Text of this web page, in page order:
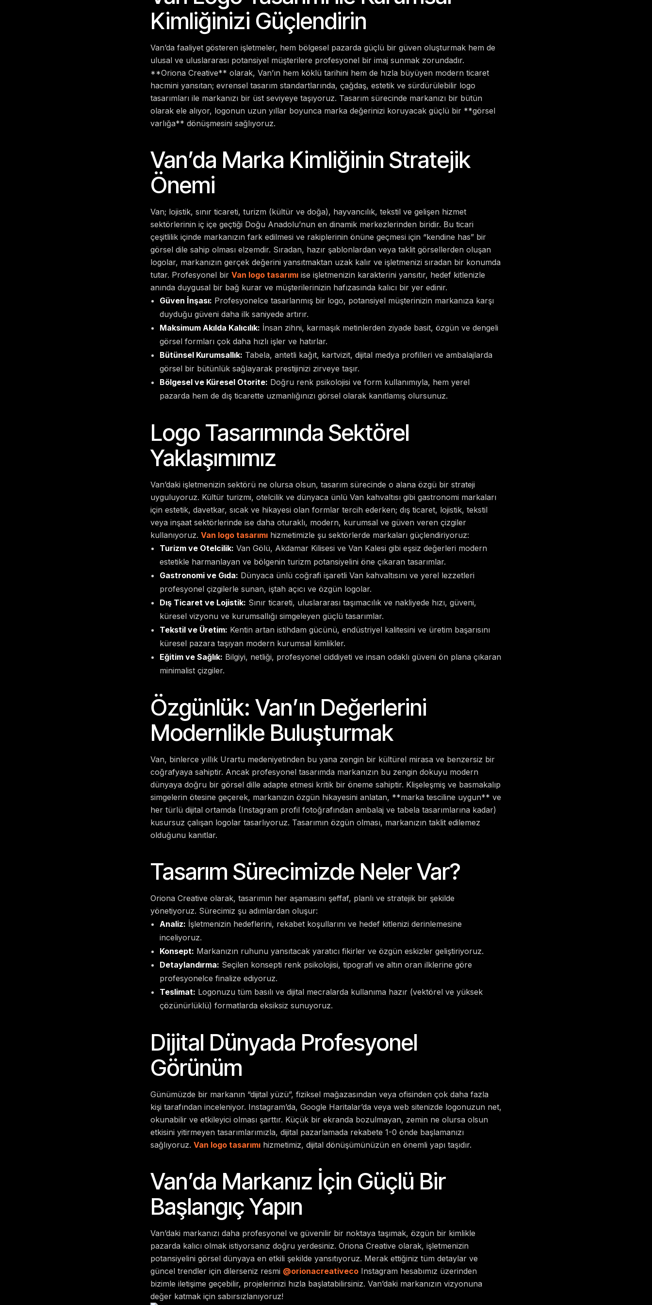
Kimliğinizi Güçlendirin
Van’da faaliyet gösteren işletmeler, hem bölgesel pazarda güçlü bir güven oluşturmak hem de
ulusal ve uluslararası potansiyel müşterilere profesyonel bir imaj sunmak zorundadır.
**Oriona Creative** olarak, Van’ın hem köklü tarihini hem de hızla büyüyen modern ticaret
hacmini yansıtan; evrensel tasarım standartlarında, çağdaş, estetik ve sürdürülebilir logo
tasarımları ile markanızı bir üst seviyeye taşıyoruz. Tasarım sürecinde markanızı bir bütün
olarak ele alıyor, logonun uzun yıllar boyunca marka değerinizi koruyacak güçlü bir **görsel
varlığa** dönüşmesini sağlıyoruz.
Van’da Marka Kimliğinin Stratejik
Önemi
Van; lojistik, sınır ticareti, turizm (kültür ve doğa), hayvancılık, tekstil ve gelişen hizmet
sektörlerinin iç içe geçtiği Doğu Anadolu’nun en dinamik merkezlerinden biridir. Bu ticari
çeşitlilik içinde markanızın fark edilmesi ve rakiplerinin önüne geçmesi için “kendine has” bir
görsel dile sahip olması elzemdir. Sıradan, hazır şablonlardan veya taklit görsellerden oluşan
logolar, markanızın gerçek değerini yansıtmaktan uzak kalır ve işletmenizi sıradan bir konumda
tutar. Profesyonel bir Van logo tasarımıise işletmenizin karakterini yansıtır, hedef kitlenizle
anında duygusal bir bağ kurar ve müşterilerinizin hafızasında kalıcı bir yer edinir.
Güven İnşası: Profesyonelce tasarlanmış bir logo, potansiyel müşterinizin markanıza karşı
duyduğu güveni daha ilk saniyede artırır.
Maksimum Akılda Kalıcılık: İnsan zihni, karmaşık metinlerden ziyade basit, özgün ve dengeli
görsel formları çok daha hızlı işler ve hatırlar.
Bütünsel Kurumsallık: Tabela, antetli kağıt, kartvizit, dijital medya profilleri ve ambalajlarda
görsel bir bütünlük sağlayarak prestijinizi zirveye taşır.
Bölgesel ve Küresel Otorite: Doğru renk psikolojisi ve form kullanımıyla, hem yerel
pazarda hem de dış ticarette uzmanlığınızı görsel olarak kanıtlamış olursunuz.
Logo Tasarımında Sektörel
Yaklaşımımız
Van’daki işletmenizin sektörü ne olursa olsun, tasarım sürecinde o alana özgü bir strateji
uyguluyoruz. Kültür turizmi, otelcilik ve dünyaca ünlü Van kahvaltısı gibi gastronomi markaları
için estetik, davetkar, sıcak ve hikayesi olan formlar tercih ederken; dış ticaret, lojistik, tekstil
veya inşaat sektörlerinde ise daha oturaklı, modern, kurumsal ve güven veren çizgiler
kullanıyoruz. Van logo tasarımıhizmetimizle şu sektörlerde markaları güçlendiriyoruz:
Turizm ve Otelcilik: Van Gölü, Akdamar Kilisesi ve Van Kalesi gibi eşsiz değerleri modern
estetikle harmanlayan ve bölgenin turizm potansiyelini öne çıkaran tasarımlar.
Gastronomi ve Gıda: Dünyaca ünlü coğrafi işaretli Van kahvaltısını ve yerel lezzetleri
profesyonel çizgilerle sunan, iştah açıcı ve özgün logolar.
Dış Ticaret ve Lojistik: Sınır ticareti, uluslararası taşımacılık ve nakliyede hızı, güveni,
küresel vizyonu ve kurumsallığı simgeleyen güçlü tasarımlar.
Tekstil ve Üretim: Kentin artan istihdam gücünü, endüstriyel kalitesini ve üretim başarısını
küresel pazara taşıyan modern kurumsal kimlikler.
Eğitim ve Sağlık: Bilgiyi, netliği, profesyonel ciddiyeti ve insan odaklı güveni ön plana çıkaran
minimalist çizgiler.
Özgünlük: Van’ın Değerlerini
Modernlikle Buluşturmak
Van, binlerce yıllık Urartu medeniyetinden bu yana zengin bir kültürel mirasa ve benzersiz bir
coğrafyaya sahiptir. Ancak profesyonel tasarımda markanızın bu zengin dokuyu modern
dünyaya doğru bir görsel dille adapte etmesi kritik bir öneme sahiptir. Klişeleşmiş ve basmakalıp
simgelerin ötesine geçerek, markanızın özgün hikayesini anlatan, **marka tesciline uygun** ve
her türlü dijital ortamda (Instagram profil fotoğrafından ambalaj ve tabela tasarımlarına kadar)
kusursuz çalışan logolar tasarlıyoruz. Tasarımın özgün olması, markanızın taklit edilemez
olduğunu kanıtlar.
Tasarım Sürecimizde Neler Var?
Oriona Creative olarak, tasarımın her aşamasını şeffaf, planlı ve stratejik bir şekilde
yönetiyoruz. Sürecimiz şu adımlardan oluşur:
Analiz: İşletmenizin hedeflerini, rekabet koşullarını ve hedef kitlenizi derinlemesine
inceliyoruz.
Konsept: Markanızın ruhunu yansıtacak yaratıcı fikirler ve özgün eskizler geliştiriyoruz.
Detaylandırma: Seçilen konsepti renk psikolojisi, tipografi ve altın oran ilklerine göre
profesyonelce finalize ediyoruz.
Teslimat: Logonuzu tüm basılı ve dijital mecralarda kullanıma hazır (vektörel ve yüksek
çözünürlüklü) formatlarda eksiksiz sunuyoruz.
Dijital Dünyada Profesyonel
Görünüm
Günümüzde bir markanın “dijital yüzü”, fiziksel mağazasından veya ofisinden çok daha fazla
kişi tarafından inceleniyor. Instagram’da, Google Haritalar’da veya web sitenizde logonuzun net,
okunabilir ve etkileyici olması şarttır. Küçük bir ekranda bozulmayan, zemin ne olursa olsun
etkisini yitirmeyen tasarımlarımızla, dijital pazarlamada rekabete 1-0 önde başlamanızı
sağlıyoruz. Van logo tasarımıhizmetimiz, dijital dönüşümünüzün en önemli yapı taşıdır.
Van’da Markanız İçin Güçlü Bir
Başlangıç Yapın
Van’daki markanızı daha profesyonel ve güvenilir bir noktaya taşımak, özgün bir kimlikle
pazarda kalıcı olmak istiyorsanız doğru yerdesiniz. Oriona Creative olarak, işletmenizin
potansiyelini görsel dünyaya en etkili şekilde yansıtıyoruz. Merak ettiğiniz tüm detaylar ve
güncel trendler için dilerseniz resmi @orionacreativecoInstagram hesabımız üzerinden
bizimle iletişime geçebilir, projelerinizi hızla başlatabilirsiniz. Van’daki markanızın vizyonuna
değer katmak için sabırsızlanıyoruz!